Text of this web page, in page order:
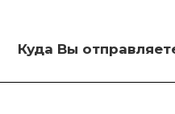
Куда Вы
Какое фото
Какие бонусы я